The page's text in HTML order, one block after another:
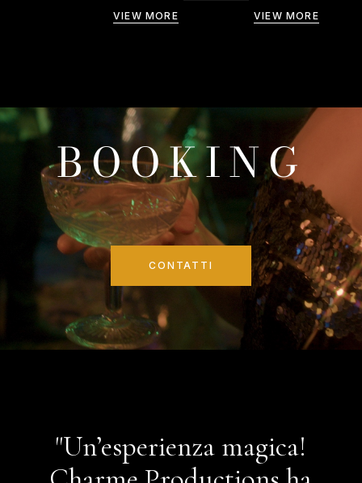
VIEW MORE VIEW MORE
BOOKING
CONTATTI
"Un’esperienza magica!